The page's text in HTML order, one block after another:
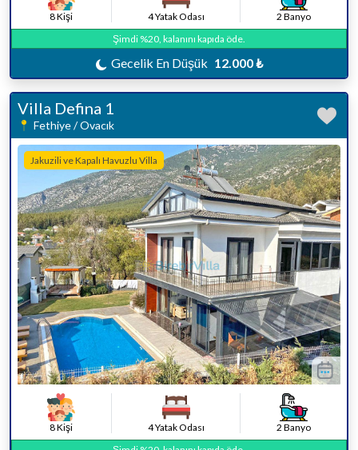
8 Kişi 4 Yatak Odası
2 Banyo
Şimdi %20, kalanını kapıda öde.
Gecelik En Düşük 12.000 ₺
Villa Defina 1
Fethiye / Ovacık
Jakuzili ve Kapalı Havuzlu Villa
8 Kişi 4 Yatak Odası
2 Banyo